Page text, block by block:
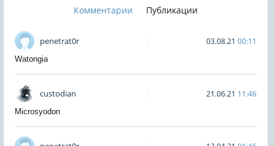
Комментарии Публикации
penetrat0r 03.08.21 00:11
Watongia
custodian 21.06.21 11:46
Microsyodon